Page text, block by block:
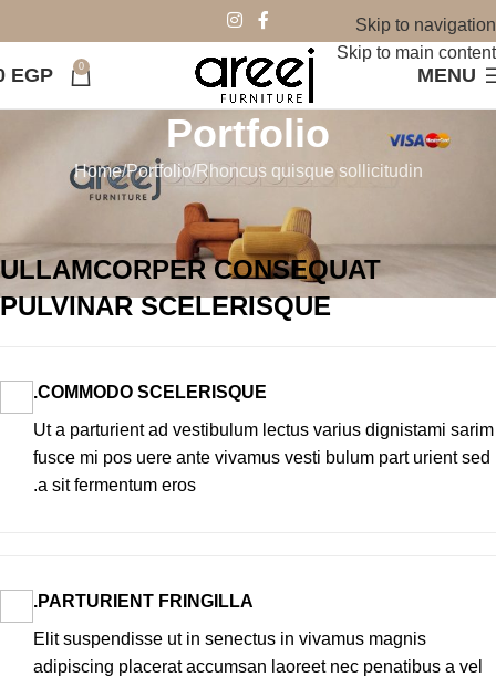
Skip to navigation
Skip to main content
MENU
0
EGP
Portfolio
Home Portfolio Rhoncus quisque sollicitudin
ULLAMCORPER CONSEQUAT
PULVINAR SCELERISQUE
COMMODO SCELERISQUE.
Ut a parturient ad vestibulum lectus varius dignistami sarim
fusce mi pos uere ante vivamus vesti bulum part urient sed
a sit fermentum eros.
PARTURIENT FRINGILLA.
Elit suspendisse ut in senectus in vivamus magnis
adipiscing placerat accumsan laoreet nec penatibus a vel